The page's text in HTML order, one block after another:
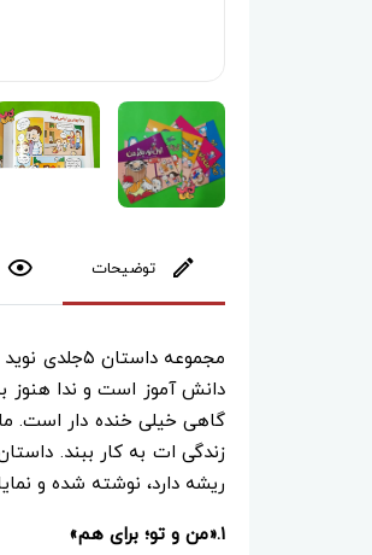
توضیحات
مجموعه
دانش آموز است و ندا هنوز
گاهی خیلی خنده دار است.
زندگی ات به کار ببند.
ریشه دارد، نوشته شده و
۱.«من و تو؛ برای هم»